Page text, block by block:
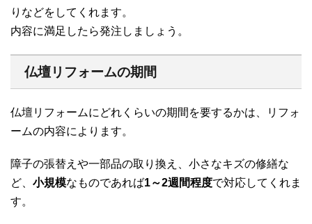
りなどをしてくれます。
内容に満足したら発注しましょう。
仏壇リフォームの期間
仏壇リフォームにどれくらいの期間を要するかは、リフォ
ームの内容によります。
障子の張替えや一部品の取り換え、小さなキズの修繕な
ど、 小規模なものであれば1～2週間程度で対応してくれま
す。